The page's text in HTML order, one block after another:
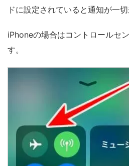
ドに設定されていると通知が一切
iPhoneの場合はコントロールセ
す。